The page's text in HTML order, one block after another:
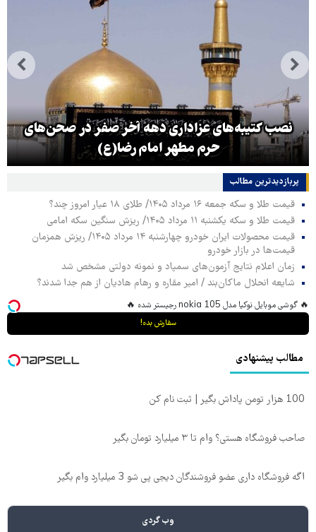
نصب کتیبه‌های عزاداری دهه آخر صفر در صحن‌های
حرم مطهر امام رضا(ع)
پربازدیدترین‌ مطالب
قیمت طلا و سکه جمعه ۱۶ مرداد ۱۴۰۵/ طلای ۱۸ عیار امروز چند؟
قیمت طلا و سکه یکشنبه ۱۱ مرداد ۱۴۰۵/ ریزش سنگین سکه امامی
قیمت محصولات ایران خودرو چهارشنبه ۱۴ مرداد ۱۴۰۵/ ریزش همزمان
قیمت‌ها در بازار خودرو
زمان اعلام نتایج آزمون‌های سمپاد و نمونه دولتی مشخص شد
شایعه انحلال ماکان‌بند / امیر مقاره و رهام هادیان از هم جدا شدند؟
🔥 گوشی موبایل نوکیا مدل nokia 105 رجیستر شده 🔥
سفارش بده!
مطالب پیشنهادی
100 هزار تومن پاداش بگیر | ثبت نام کن
صاحب فروشگاه هستی؟ وام تا ۳ میلیارد تومان بگیر
اگه فروشگاه داری عضو فروشندگان دیجی پی شو 3 میلیارد وام بگیر
وب گردی